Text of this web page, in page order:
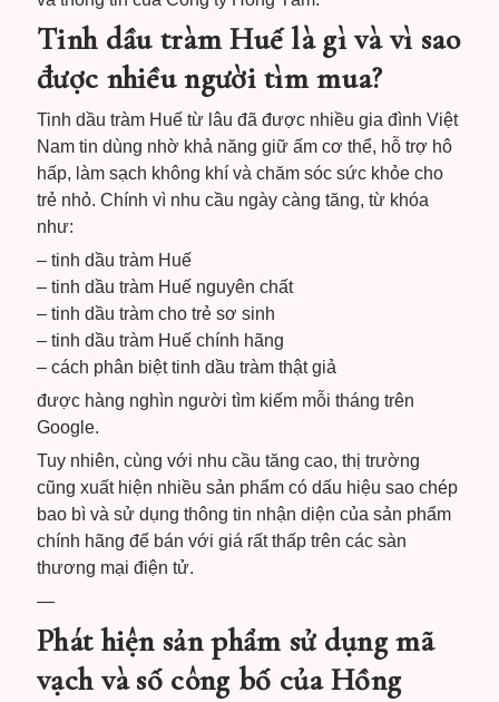
Tinh dầu tràm Huế là gì và vì sao
được nhiều người tìm mua?
Tinh dầu tràm Huế từ lâu đã được nhiều gia đình Việt
Nam tin dùng nhờ khả năng giữ ấm cơ thể, hỗ trợ hô
hấp, làm sạch không khí và chăm sóc sức khỏe cho
trẻ nhỏ. Chính vì nhu cầu ngày càng tăng, từ khóa
như:
– tinh dầu tràm Huế
– tinh dầu tràm Huế nguyên chất
– tinh dầu tràm cho trẻ sơ sinh
– tinh dầu tràm Huế chính hãng
– cách phân biệt tinh dầu tràm thật giả
được hàng nghìn người tìm kiếm mỗi tháng trên
Google.
Tuy nhiên, cùng với nhu cầu tăng cao, thị trường
cũng xuất hiện nhiều sản phẩm có dấu hiệu sao chép
bao bì và sử dụng thông tin nhận diện của sản phẩm
chính hãng để bán với giá rất thấp trên các sàn
thương mại điện tử.
—
Phát hiện sản phẩm sử dụng mã
vạch và số công bố của Hồng